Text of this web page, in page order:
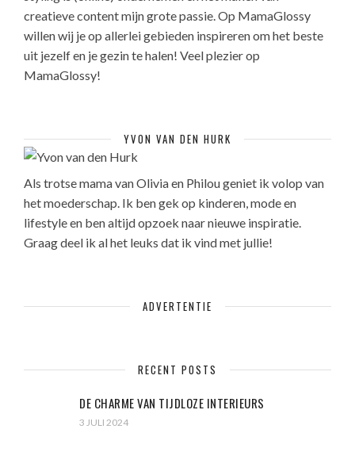
creatieve content mijn grote passie. Op MamaGlossy
willen wij je op allerlei gebieden inspireren om het beste
uit jezelf en je gezin te halen! Veel plezier op
MamaGlossy!
YVON VAN DEN HURK
Als trotse mama van Olivia en Philou geniet ik volop van
het moederschap. Ik ben gek op kinderen, mode en
lifestyle en ben altijd opzoek naar nieuwe inspiratie.
Graag deel ik al het leuks dat ik vind met jullie!
ADVERTENTIE
RECENT POSTS
DE CHARME VAN TIJDLOZE INTERIEURS
3 JULI 2024